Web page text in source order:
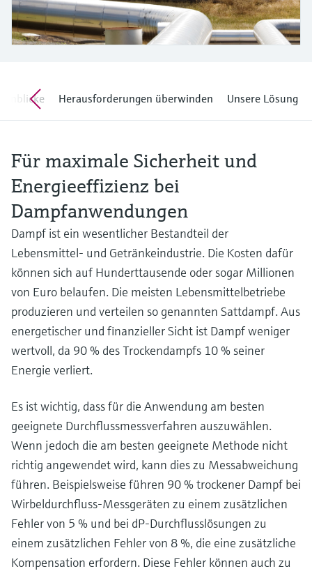
Device Viewer
Produktspezifische Informationen und
Ersatzteilsuche
Ersatzteile anhand von Produktwurzel,
Bestellcode oder Seriennummer finden
Füllstandsmessung
Füllstandsmessung Druck
Analysatoren für Härte, Eisen,
Aluminium & Chromat
Mikrowellentransmission
Alle ansehen
Herausforderungen überwinden Unsere Lösung
Für maximale Sicherheit und
Energieeffizienz bei
Dampfanwendungen
Dampf ist ein wesentlicher Bestandteil der
Lebensmittel- und Getränkeindustrie. Die Kosten dafür
können sich auf Hunderttausende oder sogar Millionen
von Euro belaufen. Die meisten Lebensmittelbetriebe
produzieren und verteilen so genannten Sattdampf. Aus
energetischer und finanzieller Sicht ist Dampf weniger
wertvoll, da 90 % des Trockendampfs 10 % seiner
Energie verliert.
Es ist wichtig, dass für die Anwendung am besten
geeignete Durchflussmessverfahren auszuwählen.
Wenn jedoch die am besten geeignete Methode nicht
richtig angewendet wird, kann dies zu Messabweichung
führen. Beispielsweise führen 90 % trockener Dampf bei
Wirbeldurchfluss-Messgeräten zu einem zusätzlichen
Fehler von 5 % und bei dP-Durchflusslösungen zu
einem zusätzlichen Fehler von 8 %, die eine zusätzliche
Kompensation erfordern. Diese Fehler können auch zu